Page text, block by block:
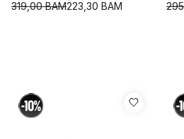
223,30 BAM
319,00BAM